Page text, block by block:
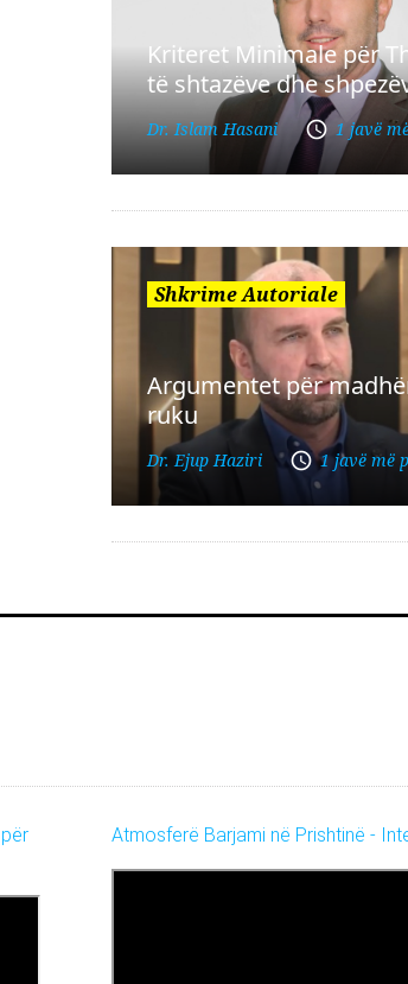
Kriteret Minimale për
të shtazëve dhe
Dr. Islam Hasani 1 javë
Shkrime Autoriale
Argumentet për
ruku
Dr. Ejup Haziri 1 javë më
Atmosferë Barjami në Prishtinë -